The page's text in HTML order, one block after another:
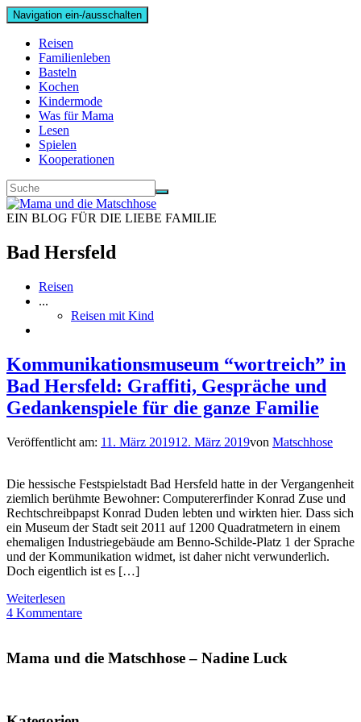
Navigation ein-/ausschalten
Reisen
Familienleben
Basteln
Kochen
Kindermode
Was für Mama
Lesen
Spielen
Kooperationen
EIN BLOG FÜR DIE LIEBE FAMILIE
Bad Hersfeld
Reisen
...
Reisen mit Kind
Kommunikationsmuseum “wortreich” in
Bad Hersfeld: Graffiti, Gespräche und
Gedankenspiele für die ganze Familie
Veröffentlicht am: 11. März 201912. März 2019von Matschhose
Die hessische Festspielstadt Bad Hersfeld hatte in der Vergangenheit
ziemlich berühmte Bewohner: Computererfinder Konrad Zuse und
Rechtschreibpapst Konrad Duden lebten und wirkten hier. Dass sich
ein Museum der Stadt seit 2011 auf 1200 Quadratmetern in einem
ehemaligen Industriegebäude am Benno-Schilde-Platz 1 der Sprache
und der Kommunikation widmet, ist daher nicht verwunderlich.
Doch eigentlich ist es […]
Weiterlesen
4 Kommentare
Mama und die Matschhose – Nadine Luck